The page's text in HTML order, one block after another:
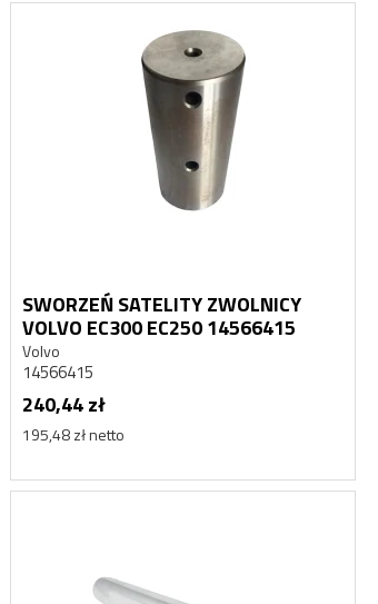
SWORZEŃ SATELITY ZWOLNICY
VOLVO EC300 EC250 14566415
Volvo
14566415
240,44 zł
195,48 zł netto